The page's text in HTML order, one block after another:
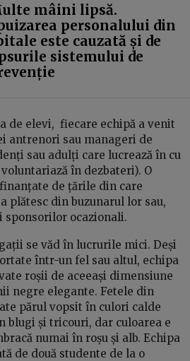
mâini lipsă.
personalului din
este cauzată și de
sistemului de
de elevi, fiecare echipă a venit
antrenori sau manageri de
sau adulți care lucrează în cu
în dezbateri). O
de țările din care
plătesc din buzunarul lor sau,
sponsorilor ocazionali.
se văd în lucrurile mici. Deși
într-un fel sau altul, echipa
roșii de aceeași dimensiune
negre elegante. Fetele din
părul vopsit în culori calde
blugi și tricouri, dar culoarea e
numai în roșu și alb. Echipa
de două studente de la o